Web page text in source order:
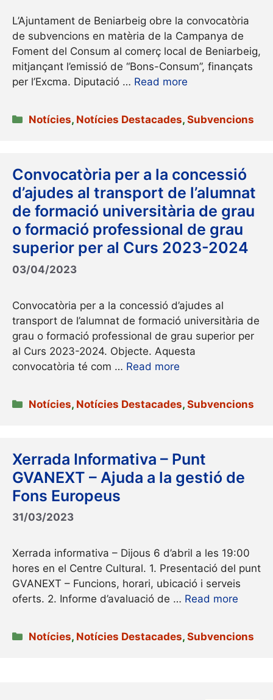
L’Ajuntament de Beniarbeig obre la convocatòria
de subvencions en matèria de la Campanya de
Foment del Consum al comerç local de Beniarbeig,
mitjançant l’emissió de “Bons-Consum”, finançats
per l’Excma. Diputació … Read more
Categories
Notícies, Notícies Destacades,Subvencions
Convocatòria per a la concessió
d’ajudes al transport de l’alumnat
de formació universitària de grau
o formació professional de grau
superior per al Curs 2023-2024
03/04/2023
Convocatòria per a la concessió d’ajudes al
transport de l’alumnat de formació universitària de
grau o formació professional de grau superior per
al Curs 2023-2024. Objecte. Aquesta
convocatòria té com … Read more
Categories
Notícies, Notícies Destacades,Subvencions
Xerrada Informativa – Punt
GVANEXT – Ajuda a la gestió de
Fons Europeus
31/03/2023
Xerrada informativa – Dijous 6 d’abril a les 19:00
hores en el Centre Cultural. 1. Presentació del punt
GVANEXT – Funcions, horari, ubicació i serveis
oferts. 2. Informe d’avaluació de … Read more
Categories
Notícies, Notícies Destacades,Subvencions